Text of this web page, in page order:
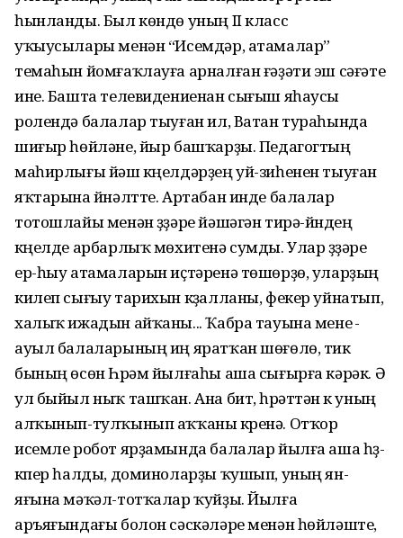
һынланды. Был көндө уның II класс
уҡыусылары менән “Исемдәр, атамалар”
темаһын йомғаҡлауға арналған ғәҙәти эш сәғәте
ине. Башта телевидениенан сығыш яһаусы
ролендә балалар тыуған ил, Ватан тураһында
шиғыр һөйләне, йыр башҡарҙы. Педагогтың
маһирлығы йәш күңелдәрҙең уй-зиһенен тыуған
яҡтарына йүнәлтте. Артабан инде балалар
тотошлайы менән үҙҙәре йәшәгән тирә-йүндең
күңелде арбарлыҡ мөхитенә сумды. Улар үҙҙәре
ер-һыу атамаларын иҫтәренә төшөрҙө, уларҙың
килеп сығыу тарихын күҙалланы, фекер уйнатып,
халыҡ ижадын айҡаны... Ҡабра тауына менеү -
ауыл балаларының иң яратҡан шөғөлө, тик
бының өсөн Һүрәм йылғаһы аша сығырға кәрәк. Ә
ул быйыл ныҡ ташҡан. Ана бит, һүрәттән үк уның
алҡынып-тулҡынып аҡҡаны күренә. Отҡор
исемле робот ярҙамында балалар йылға аша һүҙ-
күпер һалды, доминоларҙы ҡушып, уның ян-
яғына мәҡәл-тотҡалар ҡуйҙы. Йылға
аръяғындағы болон сәскәләре менән һөйләште,